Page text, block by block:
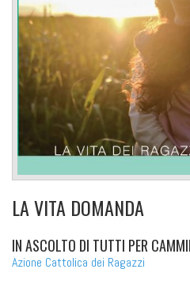
LA VITA DOMANDA
IN ASCOLTO DI TUTTI PER
Azione Cattolica dei Ragazzi